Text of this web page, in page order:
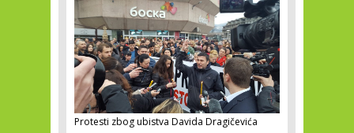
Protesti zbog ubistva Davida Dragičevića